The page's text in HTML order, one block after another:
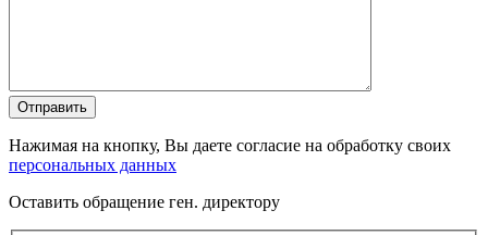
Нажимая на кнопку, Вы даете согласие на обработку своих
персональных данных
Оставить обращение ген. директору